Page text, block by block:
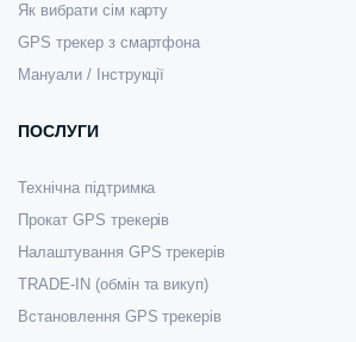
Як вибрати сім карту
GPS трекер з смартфона
Мануали / Інструкції
ПОСЛУГИ
Технічна підтримка
Прокат GPS трекерів
Налаштування GPS трекерів
TRADE-IN (обмін та викуп)
Встановлення GPS трекерів